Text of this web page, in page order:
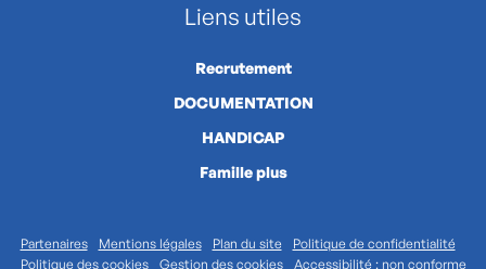
Liens utiles
Recrutement
DOCUMENTATION
HANDICAP
Famille plus
Partenaires Mentions légales Plan du site
Politique de confidentialité
Politique des cookies
Gestion des cookies Accessibilité : non conforme